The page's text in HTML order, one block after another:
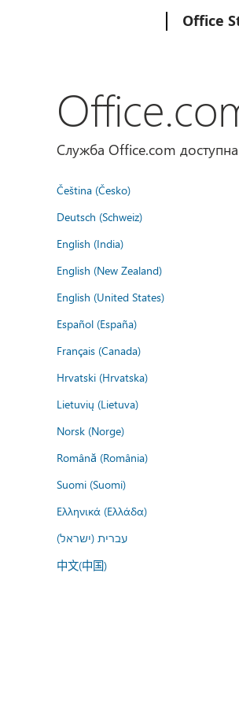
Office
Служба Office.com
Čeština (Česko)
Deutsch (Schweiz)
English (India)
English (New Zealand)
English (United States)
Español (España)
Français (Canada)
Hrvatski (Hrvatska)
Lietuvių (Lietuva)
Norsk (Norge)
Română (România)
Suomi (Suomi)
Ελληνικά (Ελλάδα)
עברית (ישראל)
中文(中国)